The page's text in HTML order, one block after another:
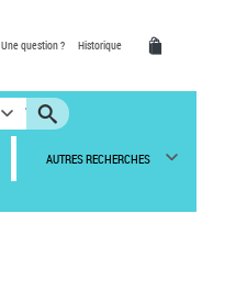
Une question ? Historique
AUTRES RECHERCHES